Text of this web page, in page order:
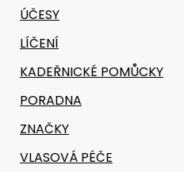
ÚČESY
LÍČENÍ
KADEŘNICKÉ POMŮCKY
PORADNA
ZNAČKY
VLASOVÁ PÉČE